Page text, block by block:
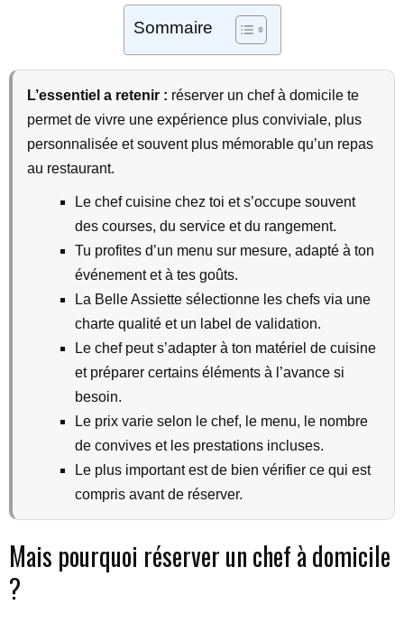
Sommaire
L’essentiel a retenir : réserver un chef à domicile te
permet de vivre une expérience plus conviviale, plus
personnalisée et souvent plus mémorable qu’un repas
au restaurant.
Le chef cuisine chez toi et s’occupe souvent
des courses, du service et du rangement.
Tu profites d’un menu sur mesure, adapté à ton
événement et à tes goûts.
La Belle Assiette sélectionne les chefs via une
charte qualité et un label de validation.
Le chef peut s’adapter à ton matériel de cuisine
et préparer certains éléments à l’avance si
besoin.
Le prix varie selon le chef, le menu, le nombre
de convives et les prestations incluses.
Le plus important est de bien vérifier ce qui est
compris avant de réserver.
Mais pourquoi réserver un chef à domicile
?